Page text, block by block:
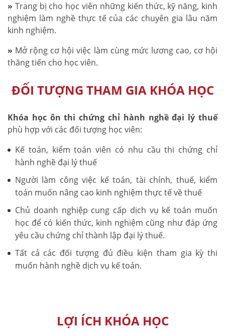
» Trang bị cho học viên những kiến thức, kỹ năng, kinh
nghiệm làm nghề thực tế của các chuyên gia lâu năm
kinh nghiệm.
» Mở rộng cơ hội việc làm cùng mức lương cao, cơ hội
thăng tiến cho học viên.
ĐỐI TƯỢNG THAM GIA KHÓA HỌC
Khóa học ôn thi chứng chỉ hành nghề đại lý thuế
phù hợp với các đối tượng học viên:
Kế toán, kiểm toán viên có nhu cầu thi chứng chỉ
hành nghề đại lý thuế
Người làm công việc kế toán, tài chính, thuế, kiểm
toán muốn nâng cao kinh nghiệm thực tế về thuế
Chủ doanh nghiệp cung cấp dịch vụ kế toán muốn
học để có kiến thức, kinh nghiệm cũng như đáp ứng
yêu cầu chứng chỉ thành lập đại lý thuế.
Tất cả các đối tượng đủ điều kiện tham gia kỳ thi
muốn hành nghề dịch vụ kế toán.
LỢI ÍCH KHÓA HỌC